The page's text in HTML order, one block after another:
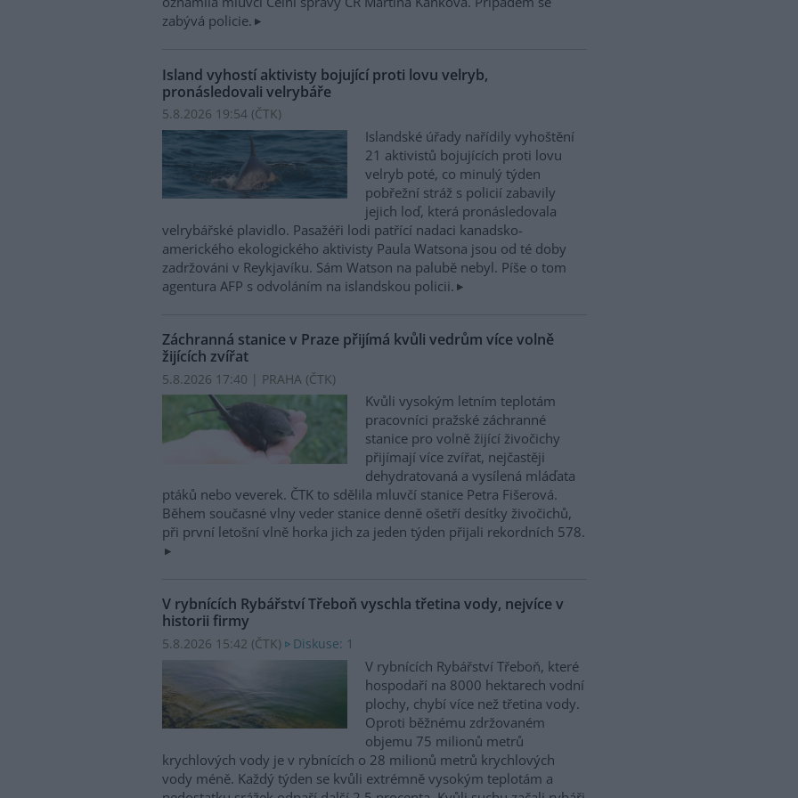
zabývá policie.
Island vyhostí aktivisty bojující proti lovu velryb,
pronásledovali velrybáře
5.8.2026 19:54 (ČTK)
Islandské úřady nařídily vyhoštění
21 aktivistů bojujících proti lovu
velryb poté, co minulý týden
pobřežní stráž s policií zabavily
jejich loď, která pronásledovala
velrybářské plavidlo. Pasažéři lodi patřící nadaci kanadsko-
amerického ekologického aktivisty Paula Watsona jsou od té doby
zadržováni v Reykjavíku. Sám Watson na palubě nebyl. Píše o tom
agentura AFP s odvoláním na islandskou policii.
Záchranná stanice v Praze přijímá kvůli vedrům více volně
žijících zvířat
5.8.2026 17:40 | PRAHA (ČTK)
Kvůli vysokým letním teplotám
pracovníci pražské záchranné
stanice pro volně žijící živočichy
přijímají více zvířat, nejčastěji
dehydratovaná a vysílená mláďata
ptáků nebo veverek. ČTK to sdělila mluvčí stanice Petra Fišerová.
Během současné vlny veder stanice denně ošetří desítky živočichů,
při první letošní vlně horka jich za jeden týden přijali rekordních 578.
V rybnících Rybářství Třeboň vyschla třetina vody, nejvíce v
historii firmy
5.8.2026 15:42 (ČTK) Diskuse: 1
V rybnících Rybářství Třeboň, které
hospodaří na 8000 hektarech vodní
plochy, chybí více než třetina vody.
Oproti běžnému zdržovaném
objemu 75 milionů metrů
krychlových vody je v rybnících o 28 milionů metrů krychlových
vody méně. Každý týden se kvůli extrémně vysokým teplotám a